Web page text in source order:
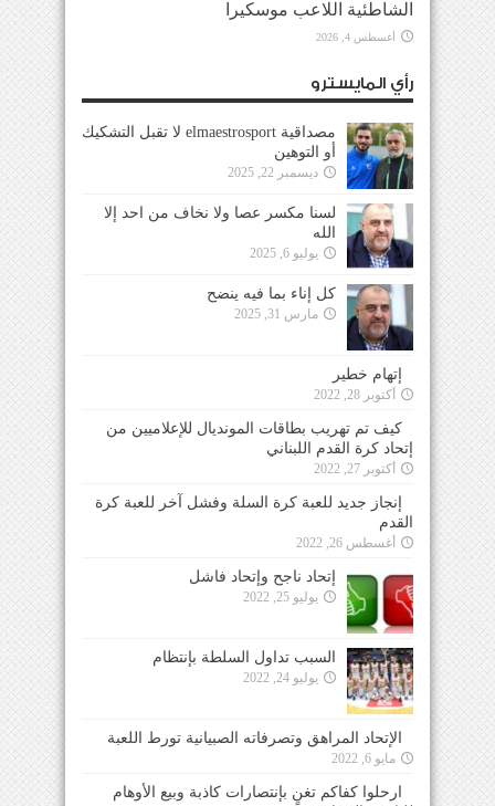
الشاطئية اللاعب موسكيرا
أغسطس 4, 2026
رأي المايسترو
مصداقية elmaestrosport لا تقبل التشكيك
أو التوهين
ديسمبر 22, 2025
لسنا مكسر عصا ولا نخاف من احد إلا
الله
يوليو 6, 2025
كل إناء بما فيه ينضح
مارس 31, 2025
إتهام خطير
أكتوبر 28, 2022
كيف تم تهريب بطاقات المونديال للإعلاميين من
إتحاد كرة القدم اللبناني
أكتوبر 27, 2022
إنجاز جديد للعبة كرة السلة وفشل آخر للعبة كرة
القدم
أغسطس 26, 2022
إتحاد ناجح وإتحاد فاشل
يوليو 25, 2022
السبب تداول السلطة بإنتظام
يوليو 24, 2022
الإتحاد المراهق وتصرفاته الصبيانية تورط اللعبة
مايو 6, 2022
ارحلوا كفاكم تغنٍ بإنتصارات كاذبة وبيع الأوهام